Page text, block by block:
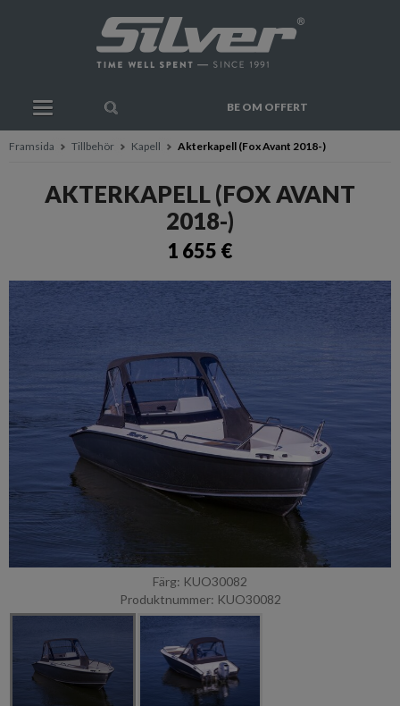
BE OM OFFERT
Framsida Tillbehör Kapell Akterkapell (Fox Avant 2018-)
AKTERKAPELL (FOX AVANT
2018-)
1 655 €
Färg: KUO30082
Produktnummer: KUO30082